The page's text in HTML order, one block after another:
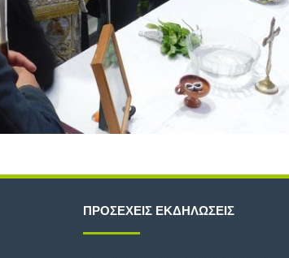
ΠΡΟΣΕΧΕΊΣ ΕΚΔΗΛΏΣΕΙΣ